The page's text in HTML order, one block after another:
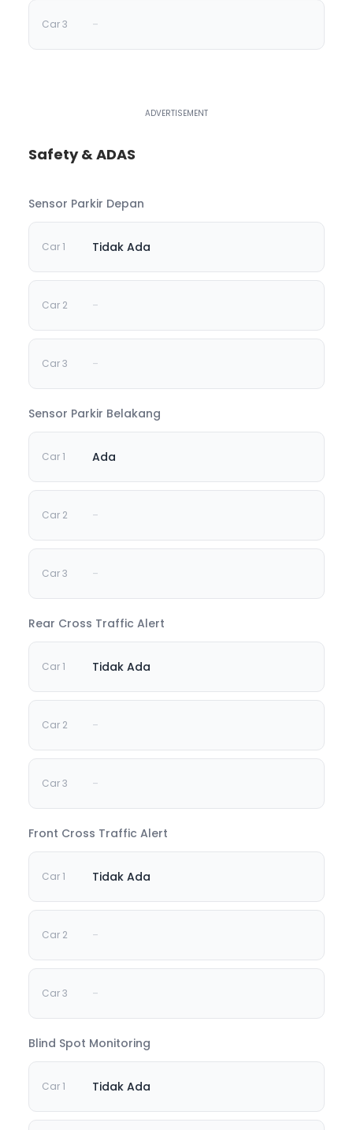
-
Safety & ADAS
Sensor Parkir Depan
Tidak Ada
-
-
Sensor Parkir Belakang
Ada
-
-
Rear Cross Traffic Alert
Tidak Ada
-
-
Front Cross Traffic Alert
Tidak Ada
-
-
Blind Spot Monitoring
Tidak Ada